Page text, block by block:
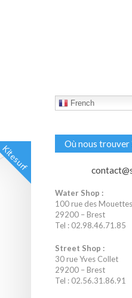
Kitesurf
French
Où nous trouver
Water Shop :
100 rue des Mouettes
29200 – Brest
Tel : 02.98.46.71.85
Street Shop :
30 rue Yves Collet
29200 – Brest
Tel : 02.56.31.86.91